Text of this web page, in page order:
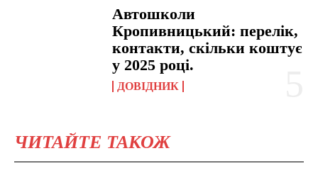
Автошколи
Кропивницький: перелік,
контакти, скільки коштує
у 2025 році.
ДОВІДНИК
ЧИТАЙТЕ ТАКОЖ